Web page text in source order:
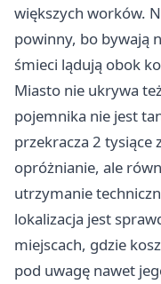
większych worków.
powinny, bo bywają
śmieci lądują obok
Miasto nie ukrywa
pojemnika nie jest
przekracza 2 tysiące
opróżnianie, ale
utrzymanie
lokalizacja jest
miejscach, gdzie
pod uwagę nawet